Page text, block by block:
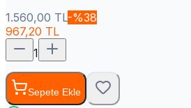
1.560,00 TL-%38
967,20 TL
1
Sepete Ekle